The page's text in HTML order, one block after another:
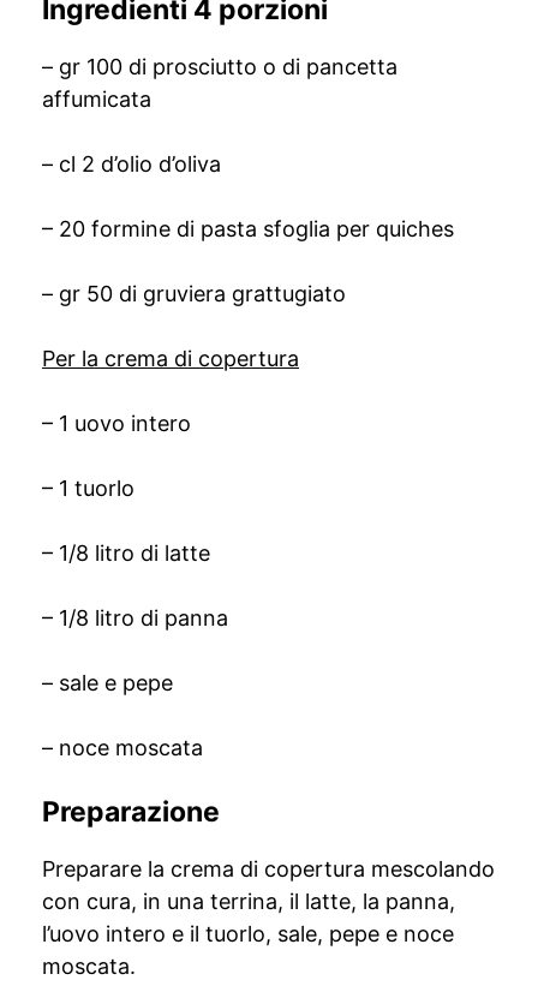
Ingredienti 4 porzioni
– gr 100 di prosciutto o di pancetta
affumicata
– cl 2 d’olio d’oliva
– 20 formine di pasta sfoglia per quiches
– gr 50 di gruviera grattugiato
Per la crema di copertura
– 1 uovo intero
– 1 tuorlo
– 1/8 litro di latte
– 1/8 litro di panna
– sale e pepe
– noce moscata
Preparazione
Preparare la crema di copertura mescolando
con cura, in una terrina, il latte, la panna,
l’uovo intero e il tuorlo, sale, pepe e noce
moscata.